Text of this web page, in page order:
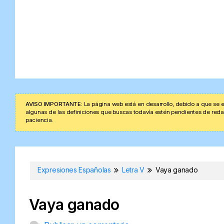
AVISO IMPORTANTE: La página web está en desarrollo, debido a que
algunas de las definiciones que buscas todavía estén pendientes de
paciencia.
Expresiones Españolas Letra V Vaya ganado
Vaya ganado